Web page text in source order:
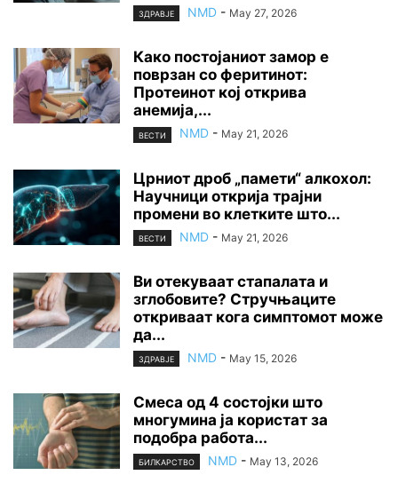
ЗДРАВЈЕ NMD - May 27, 2026
Како постојаниот замор е
поврзан со феритинот:
Протеинот кој открива
анемија,...
ВЕСТИ NMD - May 21, 2026
Црниот дроб „памети“ алкохол:
Научници открија трајни
промени во клетките што...
ВЕСТИ NMD - May 21, 2026
Ви отекуваат стапалата и
зглобовите? Стручњаците
откриваат кога симптомот може
да...
ЗДРАВЈЕ NMD - May 15, 2026
Смеса од 4 состојки што
многумина ја користат за
подобра работа...
БИЛКАРСТВО NMD - May 13, 2026